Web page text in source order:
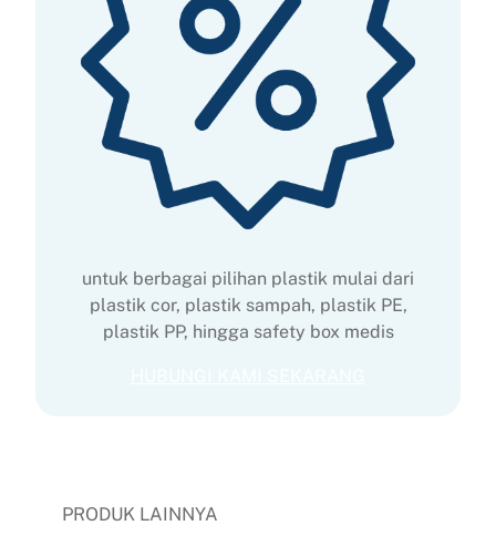
untuk berbagai pilihan plastik mulai dari
plastik cor, plastik sampah, plastik PE,
plastik PP, hingga safety box medis
PRODUK LAINNYA